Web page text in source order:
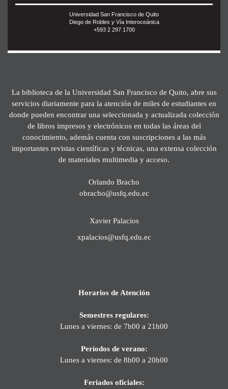
Universidad San Francisco de Quito
Diego de Robles y Vía Interoceánica
+593 2 297 1700
La biblioteca de la Universidad San Francisco de Quito, abre sus
servicios diariamente para la atención de miles de estudiantes en
donde pueden encontrar una seleccionada y actualizada colección
de libros impresos y electrónicos en todas las áreas del
conocimiento, además cuenta con suscripciones a las más
importantes revistas científicas y técnicas, una extensa colección
de materiales multimedia y acceso.
Orlando Bracho
obracho@usfq.edu.ec
Xavier Palacios
xpalacios@usfq.edu.ec
Horarios de Atención
Semestres regulares:
Lunes a viernes: de 7h00 a 21h00
Períodos de verano:
Lunes a viernes: de 8h00 a 20h00
Feriados oficiales: